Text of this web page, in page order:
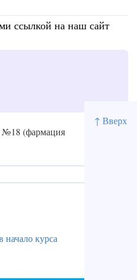
↑ Вверх
ссылкой на наш сайт
№18 (фармация
начало курса